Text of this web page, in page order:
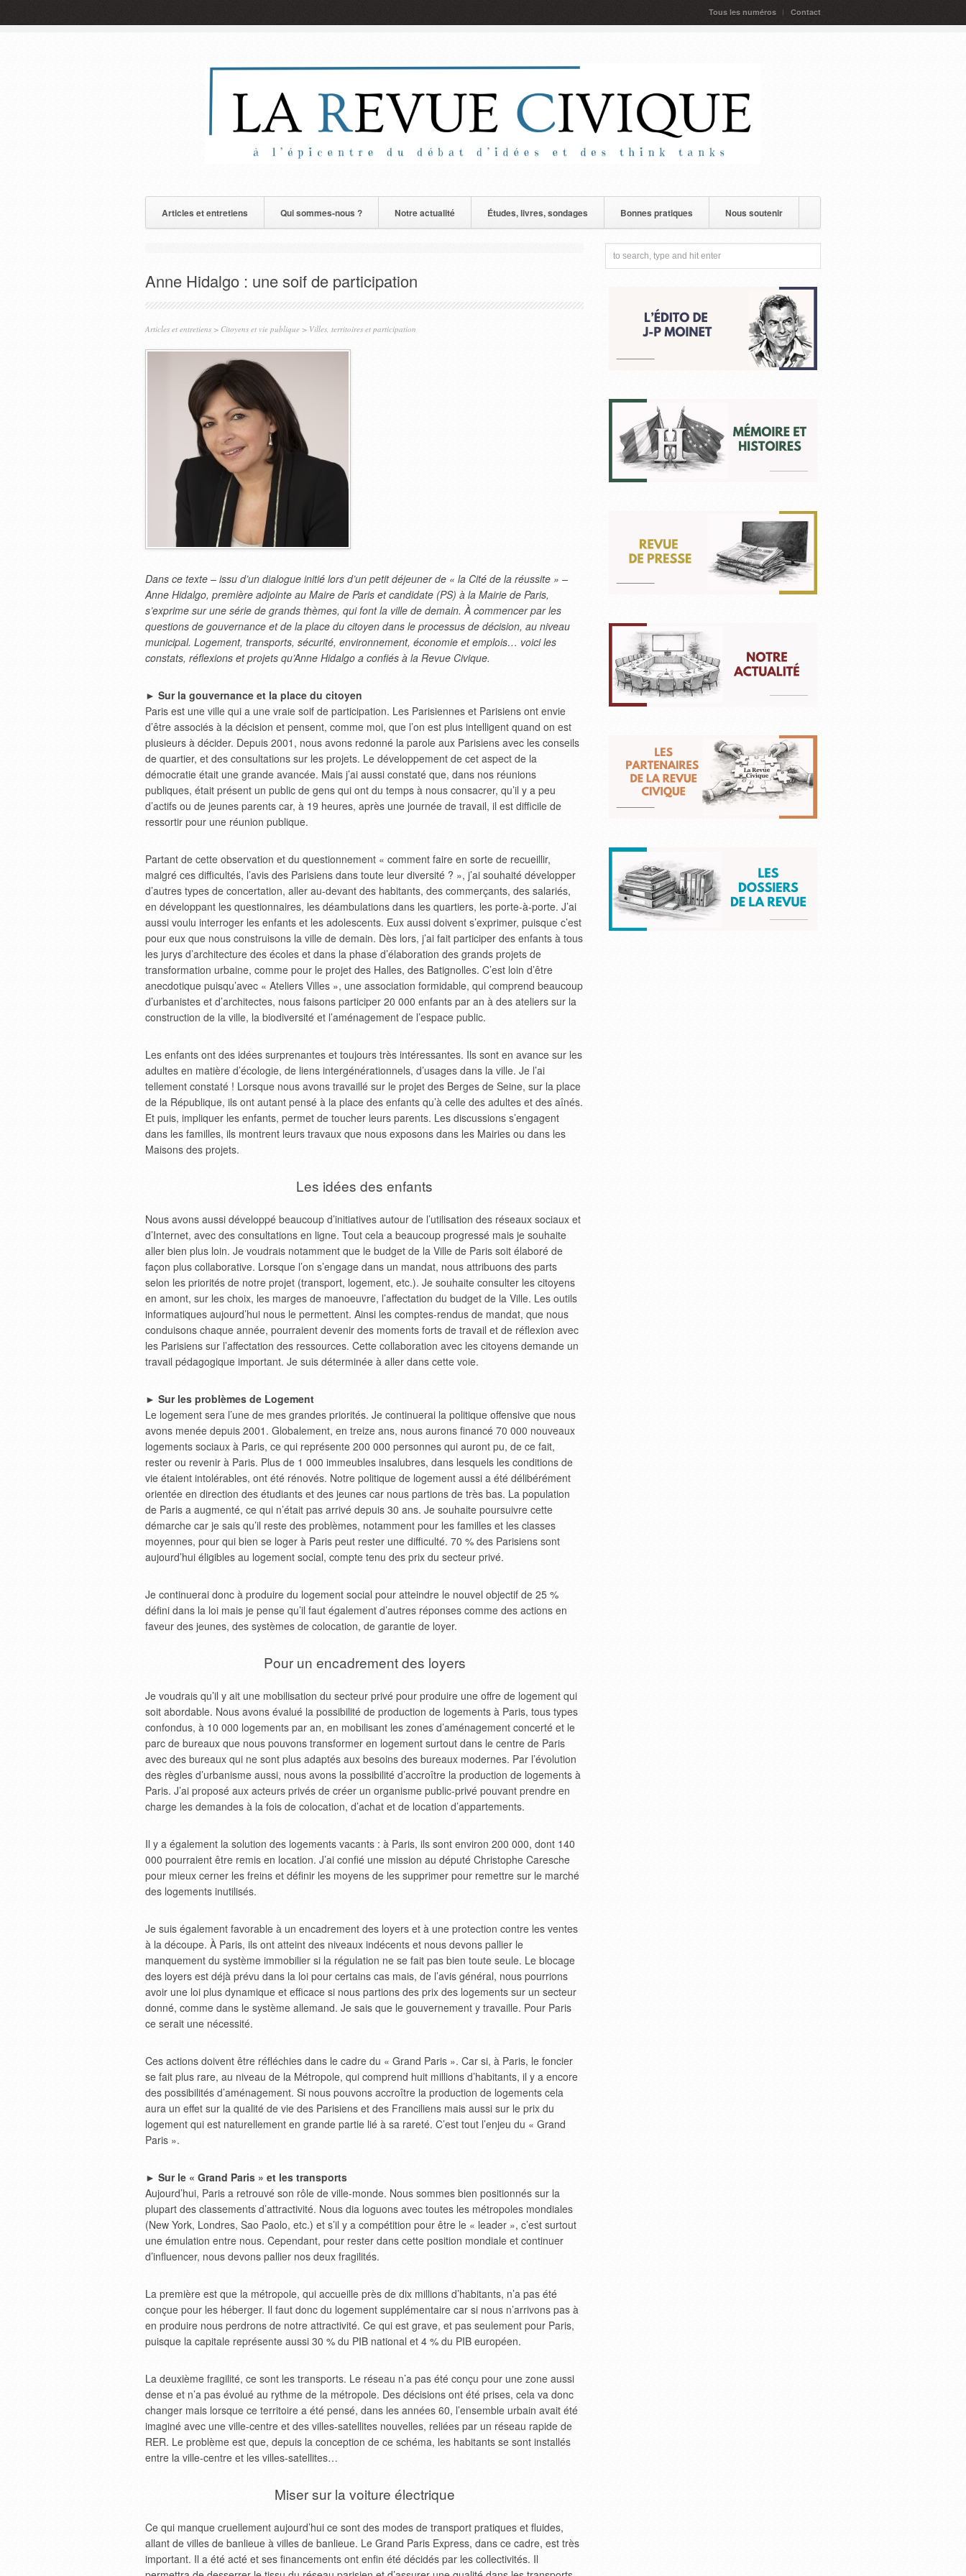
Tous les numéros Contact
Articles et entretiens Qui sommes-nous ? Notre actualité Études, livres, sondages Bonnes pratiques Nous soutenir
Anne Hidalgo : une soif de participation
Articles et entretiens > Citoyens et vie publique > Villes, territoires et participation
Dans ce texte – issu d’un dialogue initié lors d’un petit déjeuner de « la Cité de la réussite » –
Anne Hidalgo, première adjointe au Maire de Paris et candidate (PS) à la Mairie de Paris,
s’exprime sur une série de grands thèmes, qui font la ville de demain. À commencer par les
questions de gouvernance et de la place du citoyen dans le processus de décision, au niveau
municipal. Logement, transports, sécurité, environnement, économie et emplois… voici les
constats, réflexions et projets qu’Anne Hidalgo a confiés à la Revue Civique.
► Sur la gouvernance et la place du citoyen
Paris est une ville qui a une vraie soif de participation. Les Parisiennes et Parisiens ont envie
d’être associés à la décision et pensent, comme moi, que l’on est plus intelligent quand on est
plusieurs à décider. Depuis 2001, nous avons redonné la parole aux Parisiens avec les conseils
de quartier, et des consultations sur les projets. Le développement de cet aspect de la
démocratie était une grande avancée. Mais j’ai aussi constaté que, dans nos réunions
publiques, était présent un public de gens qui ont du temps à nous consacrer, qu’il y a peu
d’actifs ou de jeunes parents car, à 19 heures, après une journée de travail, il est difficile de
ressortir pour une réunion publique.
Partant de cette observation et du questionnement « comment faire en sorte de recueillir,
malgré ces difficultés, l’avis des Parisiens dans toute leur diversité ? », j’ai souhaité développer
d’autres types de concertation, aller au-devant des habitants, des commerçants, des salariés,
en développant les questionnaires, les déambulations dans les quartiers, les porte-à-porte. J’ai
aussi voulu interroger les enfants et les adolescents. Eux aussi doivent s’exprimer, puisque c’est
pour eux que nous construisons la ville de demain. Dès lors, j’ai fait participer des enfants à tous
les jurys d’architecture des écoles et dans la phase d’élaboration des grands projets de
transformation urbaine, comme pour le projet des Halles, des Batignolles. C’est loin d’être
anecdotique puisqu’avec « Ateliers Villes », une association formidable, qui comprend beaucoup
d’urbanistes et d’architectes, nous faisons participer 20 000 enfants par an à des ateliers sur la
construction de la ville, la biodiversité et l’aménagement de l’espace public.
Les enfants ont des idées surprenantes et toujours très intéressantes. Ils sont en avance sur les
adultes en matière d’écologie, de liens intergénérationnels, d’usages dans la ville. Je l’ai
tellement constaté ! Lorsque nous avons travaillé sur le projet des Berges de Seine, sur la place
de la République, ils ont autant pensé à la place des enfants qu’à celle des adultes et des aînés.
Et puis, impliquer les enfants, permet de toucher leurs parents. Les discussions s’engagent
dans les familles, ils montrent leurs travaux que nous exposons dans les Mairies ou dans les
Maisons des projets.
Les idées des enfants
Nous avons aussi développé beaucoup d’initiatives autour de l’utilisation des réseaux sociaux et
d’Internet, avec des consultations en ligne. Tout cela a beaucoup progressé mais je souhaite
aller bien plus loin. Je voudrais notamment que le budget de la Ville de Paris soit élaboré de
façon plus collaborative. Lorsque l’on s’engage dans un mandat, nous attribuons des parts
selon les priorités de notre projet (transport, logement, etc.). Je souhaite consulter les citoyens
en amont, sur les choix, les marges de manoeuvre, l’affectation du budget de la Ville. Les outils
informatiques aujourd’hui nous le permettent. Ainsi les comptes-rendus de mandat, que nous
conduisons chaque année, pourraient devenir des moments forts de travail et de réflexion avec
les Parisiens sur l’affectation des ressources. Cette collaboration avec les citoyens demande un
travail pédagogique important. Je suis déterminée à aller dans cette voie.
► Sur les problèmes de Logement
Le logement sera l’une de mes grandes priorités. Je continuerai la politique offensive que nous
avons menée depuis 2001. Globalement, en treize ans, nous aurons financé 70 000 nouveaux
logements sociaux à Paris, ce qui représente 200 000 personnes qui auront pu, de ce fait,
rester ou revenir à Paris. Plus de 1 000 immeubles insalubres, dans lesquels les conditions de
vie étaient intolérables, ont été rénovés. Notre politique de logement aussi a été délibérément
orientée en direction des étudiants et des jeunes car nous partions de très bas. La population
de Paris a augmenté, ce qui n’était pas arrivé depuis 30 ans. Je souhaite poursuivre cette
démarche car je sais qu’il reste des problèmes, notamment pour les familles et les classes
moyennes, pour qui bien se loger à Paris peut rester une difficulté. 70 % des Parisiens sont
aujourd’hui éligibles au logement social, compte tenu des prix du secteur privé.
Je continuerai donc à produire du logement social pour atteindre le nouvel objectif de 25 %
défini dans la loi mais je pense qu’il faut également d’autres réponses comme des actions en
faveur des jeunes, des systèmes de colocation, de garantie de loyer.
Pour un encadrement des loyers
Je voudrais qu’il y ait une mobilisation du secteur privé pour produire une offre de logement qui
soit abordable. Nous avons évalué la possibilité de production de logements à Paris, tous types
confondus, à 10 000 logements par an, en mobilisant les zones d’aménagement concerté et le
parc de bureaux que nous pouvons transformer en logement surtout dans le centre de Paris
avec des bureaux qui ne sont plus adaptés aux besoins des bureaux modernes. Par l’évolution
des règles d’urbanisme aussi, nous avons la possibilité d’accroître la production de logements à
Paris. J’ai proposé aux acteurs privés de créer un organisme public-privé pouvant prendre en
charge les demandes à la fois de colocation, d’achat et de location d’appartements.
Il y a également la solution des logements vacants : à Paris, ils sont environ 200 000, dont 140
000 pourraient être remis en location. J’ai confié une mission au député Christophe Caresche
pour mieux cerner les freins et définir les moyens de les supprimer pour remettre sur le marché
des logements inutilisés.
Je suis également favorable à un encadrement des loyers et à une protection contre les ventes
à la découpe. À Paris, ils ont atteint des niveaux indécents et nous devons pallier le
manquement du système immobilier si la régulation ne se fait pas bien toute seule. Le blocage
des loyers est déjà prévu dans la loi pour certains cas mais, de l’avis général, nous pourrions
avoir une loi plus dynamique et efficace si nous partions des prix des logements sur un secteur
donné, comme dans le système allemand. Je sais que le gouvernement y travaille. Pour Paris
ce serait une nécessité.
Ces actions doivent être réfléchies dans le cadre du « Grand Paris ». Car si, à Paris, le foncier
se fait plus rare, au niveau de la Métropole, qui comprend huit millions d’habitants, il y a encore
des possibilités d’aménagement. Si nous pouvons accroître la production de logements cela
aura un effet sur la qualité de vie des Parisiens et des Franciliens mais aussi sur le prix du
logement qui est naturellement en grande partie lié à sa rareté. C’est tout l’enjeu du « Grand
Paris ».
► Sur le « Grand Paris » et les transports
Aujourd’hui, Paris a retrouvé son rôle de ville-monde. Nous sommes bien positionnés sur la
plupart des classements d’attractivité. Nous dia loguons avec toutes les métropoles mondiales
(New York, Londres, Sao Paolo, etc.) et s’il y a compétition pour être le « leader », c’est surtout
une émulation entre nous. Cependant, pour rester dans cette position mondiale et continuer
d’influencer, nous devons pallier nos deux fragilités.
La première est que la métropole, qui accueille près de dix millions d’habitants, n’a pas été
conçue pour les héberger. Il faut donc du logement supplémentaire car si nous n’arrivons pas à
en produire nous perdrons de notre attractivité. Ce qui est grave, et pas seulement pour Paris,
puisque la capitale représente aussi 30 % du PIB national et 4 % du PIB européen.
La deuxième fragilité, ce sont les transports. Le réseau n’a pas été conçu pour une zone aussi
dense et n’a pas évolué au rythme de la métropole. Des décisions ont été prises, cela va donc
changer mais lorsque ce territoire a été pensé, dans les années 60, l’ensemble urbain avait été
imaginé avec une ville-centre et des villes-satellites nouvelles, reliées par un réseau rapide de
RER. Le problème est que, depuis la conception de ce schéma, les habitants se sont installés
entre la ville-centre et les villes-satellites…
Miser sur la voiture électrique
Ce qui manque cruellement aujourd’hui ce sont des modes de transport pratiques et fluides,
allant de villes de banlieue à villes de banlieue. Le Grand Paris Express, dans ce cadre, est très
important. Il a été acté et ses financements ont enfin été décidés par les collectivités. Il